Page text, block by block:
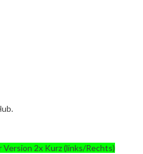
2x Kurz (links/Rechts)